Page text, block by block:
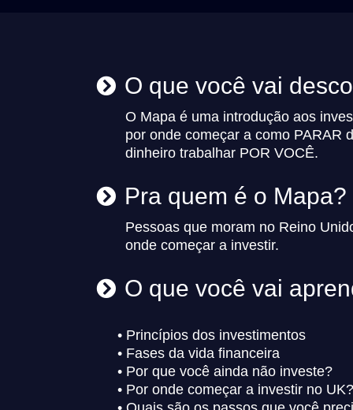
O que você vai
O Mapa é uma introdução aos
por onde começar a como PARAR
dinheiro trabalhar POR VOCÊ.
Pra quem é o Mapa?
Pessoas que moram no Reino
onde começar a investir.
O que você vai
• Princípios dos investimentos
• Fases da vida financeira
• Por que você ainda não investe?
• Por onde começar a investir no UK?